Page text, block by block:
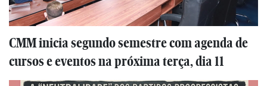
CMM inicia segundo semestre com agenda de
cursos e eventos na próxima terça, dia 11